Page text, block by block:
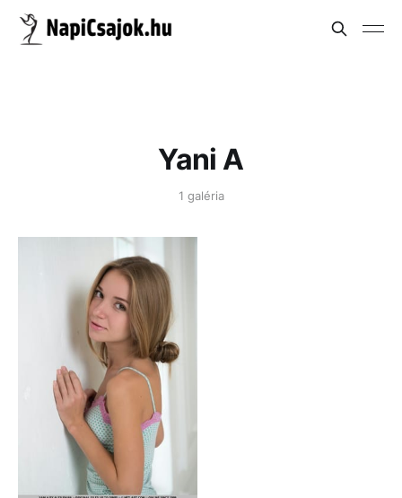
Yani A
1 galéria